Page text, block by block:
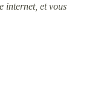
internet, et vous